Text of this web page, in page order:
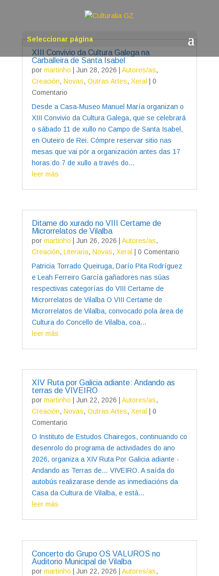
Seleccionar página
XIII Convivio da Cultura Galega na
Carballeira de Santa Isabel
por martinho Jun 28, 2026 Autores/as,
Creación, Novas, Outras Artes, Xeral
| 0
Comentario
Desde a Casa-Museo Manuel María organizan o
XIII Convivio da Cultura Galega, que se celebrará
o sábado 11 de xullo no Campo de Santa Isabel,
en Outeiro de Rei. Cómpre reservar sitio nas
mesas que vai pór a organización antes das 17
horas do 7 de xullo a través do...
leer más
Ditame do xurado no VIII Certame de
Microrrelatos de Vilalba
por martinho Jun 26, 2026 Autores/as,
Creación, Literaria, Novas, Xeral
| 0 Comentario
Patricia Torrado Queiruga, Darío Pita Rodríguez
e Leah Ferreiro García gañadores nas súas
respectivas categorías do VIII Certame de
Microrrelatos de Vilalba O VIII Certame de
Microrrelatos de Vilalba, convocado pola área de
Cultura do Concello de Vilalba, coa...
leer más
XIV Ruta por Galicia adiante: Andando as
terras de VIVEIRO
por martinho Jun 22, 2026 Autores/as,
Creación, Novas, Outras Artes, Xeral
| 0
Comentario
O Instituto de Estudos Chairegos, continuando co
desenrolo do programa de actividades do ano
2026, organiza a XIV Ruta Por Galicia adiante -
Andando as Terras de… VIVEIRO. A saída do
autobús realizarase dende as inmediacións da
Casa da Cultura de Vilalba, e está...
leer más
Concerto do Grupo OS VALUROS no
Auditorio Municipal de Vilalba
por martinho Jun 22, 2026 Autores/as,